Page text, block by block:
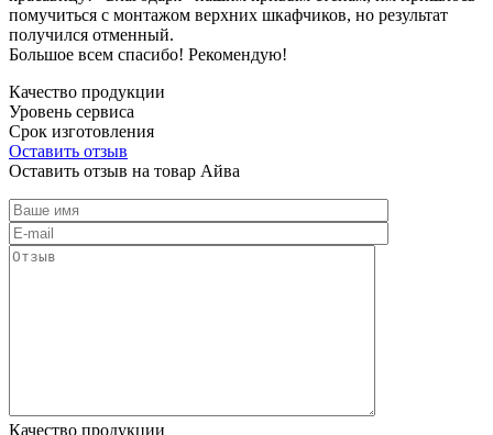
помучиться с монтажом верхних шкафчиков, но результат
получился отменный.
Большое всем спасибо! Рекомендую!
Качество продукции
Уровень сервиса
Срок изготовления
Оставить отзыв
Оставить отзыв на товар Айва
Качество продукции